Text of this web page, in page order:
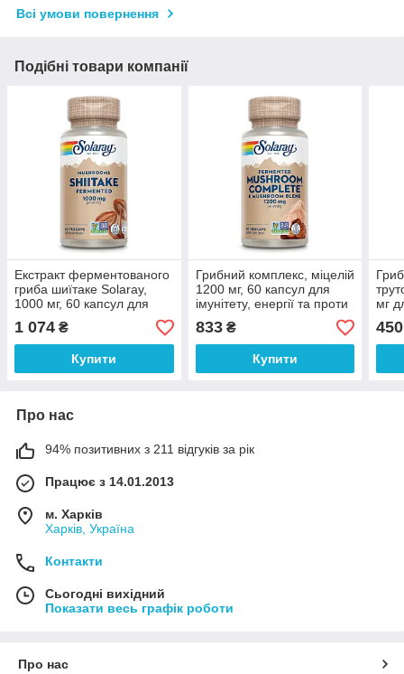
Всі умови повернення
Подібні товари компанії
Екстракт ферментованого
гриба шиїтаке Solaray,
1000 мг, 60 капсул для
підтримки імунітету та
очищення організму
1 074 ₴
Купити
Грибний комплекс, міцелій
1200 мг, 60 капсул для
імунітету, енергії та проти
стресу Org Grown
Mushroom Complete
833₴
Купити
мг
450
Про нас
94% позитивних з 211 відгуків за рік
Працює з 14.01.2013
м. Харків
Харків, Україна
Контакти
Сьогодні вихідний
Показати весь графік роботи
Про нас